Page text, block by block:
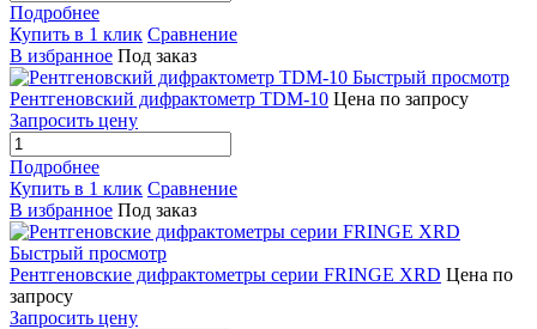
Подробнее
Купить в 1 клик Сравнение
В избранное Под заказ
Быстрый просмотр
Рентгеновский дифрактометр TDM-10 Цена по запросу
Запросить цену
Подробнее
Купить в 1 клик Сравнение
В избранное Под заказ
Быстрый просмотр
Рентгеновские дифрактометры серии FRINGE XRD Цена по
запросу
Запросить цену